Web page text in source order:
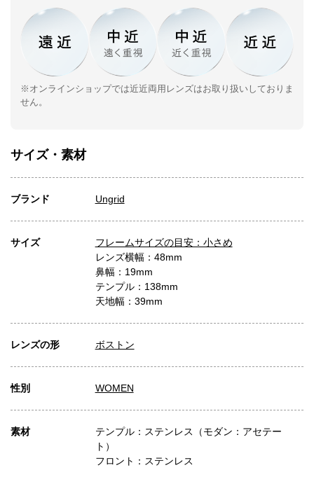
※オンラインショップでは近近両用レンズはお取り扱いしておりま
せん。
サイズ・素材
ブランド Ungrid
サイズ
フレームサイズの目安：小さめ
レンズ横幅：48mm
鼻幅：19mm
テンプル：138mm
天地幅：39mm
レンズの形 ボストン
性別 WOMEN
素材
テンプル：ステンレス（モダン：アセテー
ト）
フロント：ステンレス